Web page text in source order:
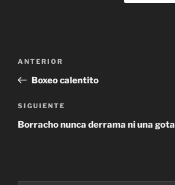
entradas
Entrada
anterior:
ANTERIOR
Boxeo calentito
Siguiente
entrada
SIGUIENTE
Borracho nunca derrama ni una gota